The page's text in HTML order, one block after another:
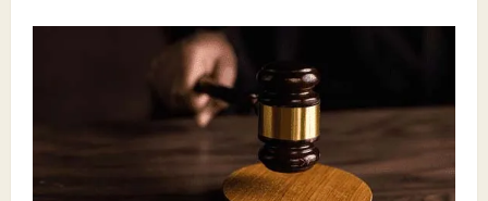
పెరిగిన
కార్పొరేట్‌
విరాళాలు-
బీజేపీకి
80%